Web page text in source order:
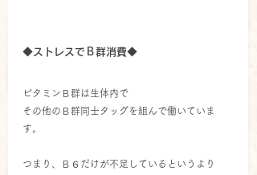
◆ストレスでＢ群消費◆
ビタミンＢ群は生体内で
その他のＢ群同士タッグを組んで働いていま
す。
つまり、Ｂ６だけが不足しているというより